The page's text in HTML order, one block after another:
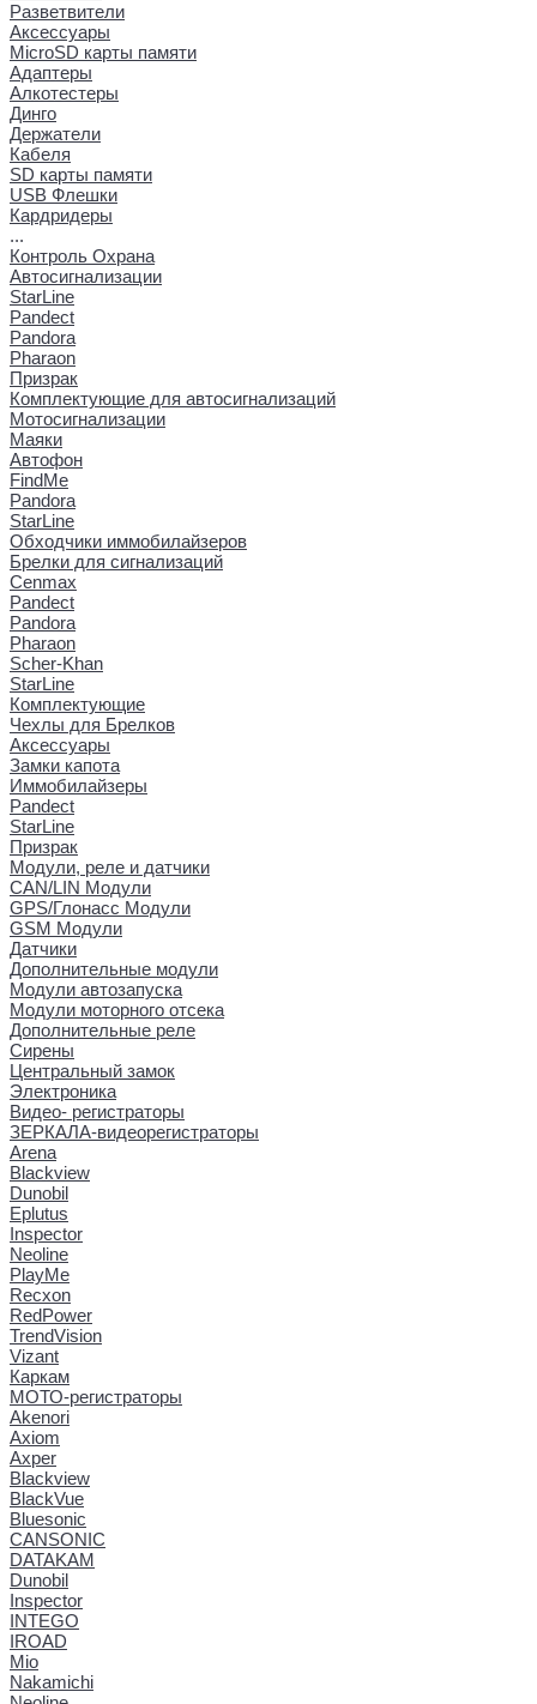
Разветвители
Аксессуары
MicroSD карты памяти
Адаптеры
Алкотестеры
Динго
Держатели
Кабеля
SD карты памяти
USB Флешки
Кардридеры
...
Контроль Охрана
Автосигнализации
StarLine
Pandect
Pandora
Pharaon
Призрак
Комплектующие для автосигнализаций
Мотосигнализации
Маяки
Автофон
FindMe
Pandora
StarLine
Обходчики иммобилайзеров
Брелки для сигнализаций
Cenmax
Pandect
Pandora
Pharaon
Scher-Khan
StarLine
Комплектующие
Чехлы для Брелков
Аксессуары
Замки капота
Иммобилайзеры
Pandect
StarLine
Призрак
Модули, реле и датчики
CAN/LIN Модули
GPS/Глонасс Модули
GSM Модули
Датчики
Дополнительные модули
Модули автозапуска
Модули моторного отсека
Дополнительные реле
Сирены
Центральный замок
Электроника
Видео- регистраторы
ЗЕРКАЛА-видеорегистраторы
Arena
Blackview
Dunobil
Eplutus
Inspector
Neoline
PlayMe
Recxon
RedPower
TrendVision
Vizant
Каркам
МОТО-регистраторы
Akenori
Axiom
Axper
Blackview
BlackVue
Bluesonic
CANSONIC
DATAKAM
Dunobil
Inspector
INTEGO
IROAD
Mio
Nakamichi